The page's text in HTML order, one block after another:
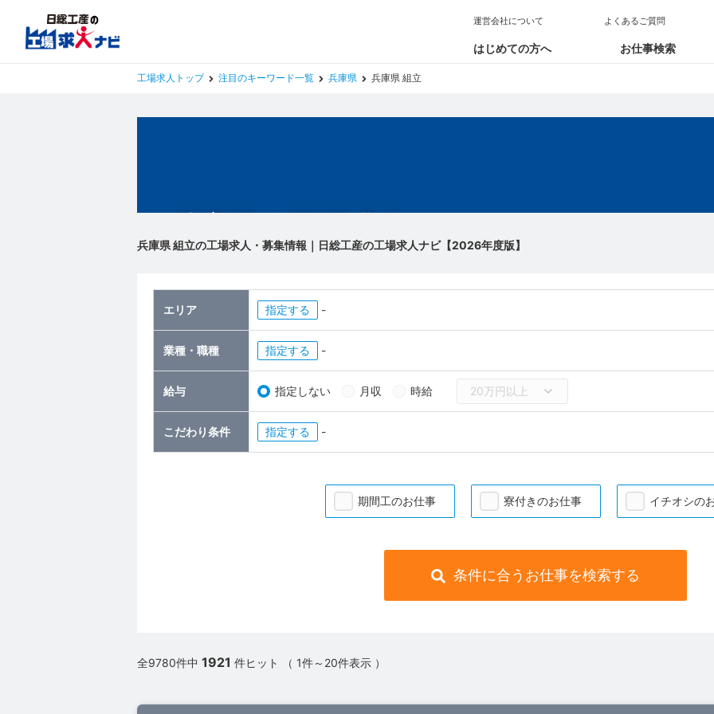
はじめての方へ お仕事検索
運営会社について よくあるご質問
工場求人トップ 注目のキーワード一覧 兵庫県 兵庫県 組立
兵庫県 組立の工場求人・募集情報｜日総工産の工場求人ナビ【2026年度版】
エリア 指定 -
業種・職種 指定 -
給与 指定しない 月収 時給
こだわり条件 指定 -
期間工のお仕事 寮付きのお仕事 イチオシの
条件に合うお仕事を検索する
全9780件中 1921 件ヒット （ 1件～20件表示 ）